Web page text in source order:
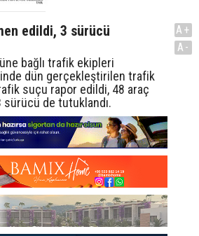
edildi, 3 sürücü
bağlı trafik ekipleri
dün gerçekleştirilen trafik
suçu rapor edildi, 48 araç
de tutuklandı.
A+
A-